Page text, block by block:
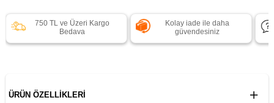
750 TL ve Üzeri Kargo
Bedava
Kolay iade ile daha
güvendesiniz
ÜRÜN ÖZELLIKLERI